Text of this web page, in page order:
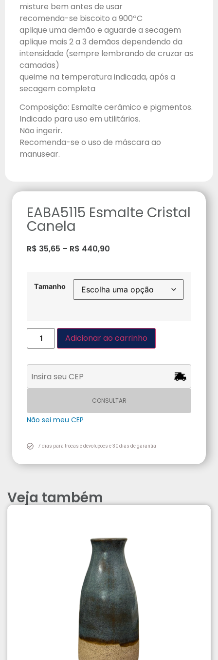
misture bem antes de usar
recomenda-se biscoito a 900ºC
aplique uma demão e aguarde a secagem
aplique mais 2 a 3 demãos dependendo da
intensidade (sempre lembrando de cruzar as
camadas)
queime na temperatura indicada, após a
secagem completa
Composição: Esmalte cerâmico e pigmentos.
Indicado para uso em utilitários.
Não ingerir.
Recomenda-se o uso de máscara ao
manusear.
EABA5115 Esmalte Cristal
Canela
R$ 35,65 – R$ 440,90
Tamanho
Adicionar ao carrinho
CONSULTAR
Não sei meu CEP
7 dias para trocas e devoluções e 30 dias de garantia
Veja também